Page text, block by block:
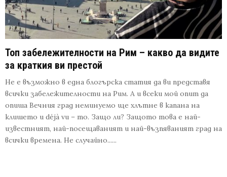
Топ забележителности на Рим – какво да видите
за краткия ви престой
Не е възможно в една блогърска статия да ви представя
всички забележителности на Рим. А и всеки мой опит да
опиша Вечния град неминуемо ще хлътне в капана на
клишето и déjà vu – то. Защо ли? Защото това е най-
известният, най-посещаваният и най-възпяваният град на
всички времена. Не случайно......